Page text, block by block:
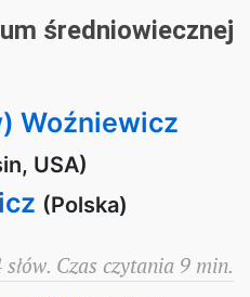
średniowiecznej
Woźniewicz
USA)
(Polska)
słów. Czas czytania 9 min.